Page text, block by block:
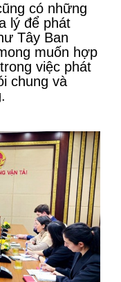
có những
lý để phát
Tây Ban
muốn hợp
việc phát
chung và